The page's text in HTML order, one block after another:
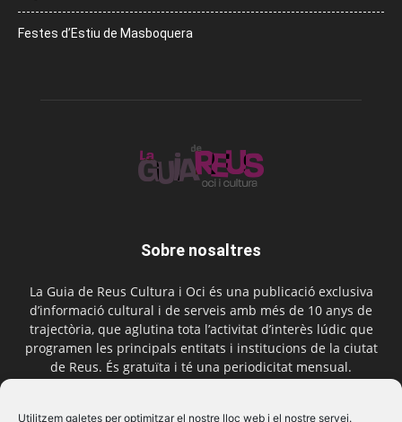
Utilitzem galetes per optimitzar el nostre lloc web i el nostre servei.
Festes d’Estiu de Masboquera
Sobre nosaltres
La Guia de Reus Cultura i Oci és una publicació exclusiva
d’informació cultural i de serveis amb més de 10 anys de
trajectòria, que aglutina tota l’activitat d’interès lúdic que
programen les principals entitats i institucions de la ciutat
de Reus. És gratuïta i té una periodicitat mensual.